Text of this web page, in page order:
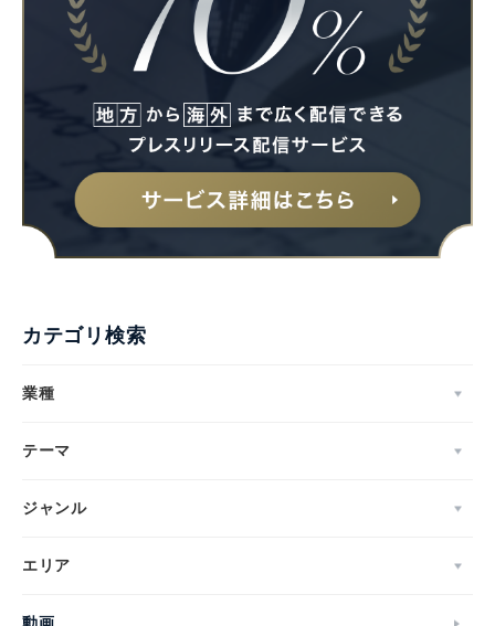
カテゴリ検索
業種
テーマ
ジャンル
エリア